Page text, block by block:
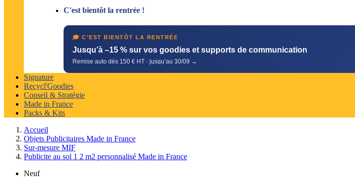
C'est bientôt la rentrée !
🎓 C’EST BIENTÔT LA RENTRÉE
Jusqu’à –15 % sur vos goodies et supports de communication
Remise auto dès 150 € HT · jusqu’au 30/09 →
Signature
Recycl'Goodies
Conseil & Stratégie
Made in France
Packs & Kits
Accueil
Objets Publicitaires Made in France
Sur-mesure MIF
Publicite au sol 1 2 m2 personnalisé Made in France
Neuf